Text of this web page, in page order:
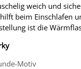
weich und
beim Einschlafen
ist die
Motiv